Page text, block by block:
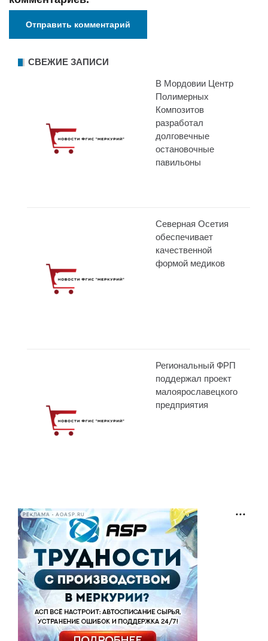
СВЕЖИЕ ЗАПИСИ
В Мордовии Центр
Полимерных
Композитов
разработал
долговечные
остановочные
павильоны
Северная Осетия
обеспечивает
качественной
формой медиков
Региональный ФРП
поддержал проект
малоярославецкого
предприятия
РЕКЛАМА • AOASP.RU